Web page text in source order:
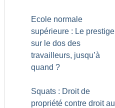
Ecole normale
supérieure : Le prestige
sur le dos des
travailleurs, jusqu’à
quand ?
Squats : Droit de
propriété contre droit au